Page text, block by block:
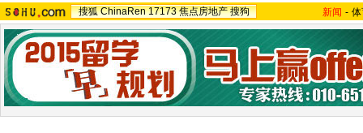
搜狐 ChinaRen 17173 焦点房地产 搜狗 新闻 -